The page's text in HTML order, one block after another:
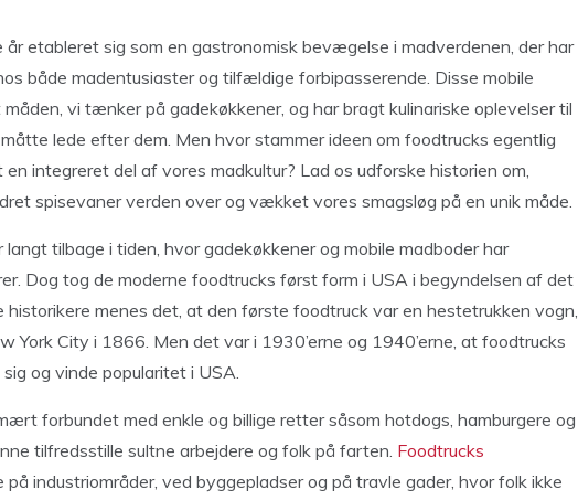
år etableret sig som en gastronomisk bevægelse i madverdenen, der har
både madentusiaster og tilfældige forbipasserende. Disse mobile
vi tænker på gadekøkkener, og har bragt kulinariske oplevelser til
lede efter dem. Men hvor stammer ideen om foodtrucks egentlig
integreret del af vores madkultur? Lad os udforske historien om,
spisevaner verden over og vækket vores smagsløg på en unik måde.
tilbage i tiden, hvor gadekøkkener og mobile madboder har
Dog tog de moderne foodtrucks først form i USA i begyndelsen af det
historikere menes det, at den første foodtruck var en hestetrukken vogn,
York City i 1866. Men det var i 1930’erne og 1940’erne, at foodtrucks
og vinde popularitet i USA.
forbundet med enkle og billige retter såsom hotdogs, hamburgere og
tilfredsstille sultne arbejdere og folk på farten. Foodtrucks
industriområder, ved byggepladser og på travle gader, hvor folk ikke